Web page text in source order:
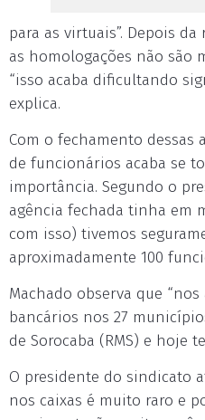
para as virtuais”. Depois
as homologações não são
“isso acaba dificultando
explica.
Com o fechamento dessas
de funcionários acaba se
importância. Segundo o
agência fechada tinha em
com isso) tivemos
aproximadamente 100
Machado observa que
bancários nos 27
de Sorocaba (RMS) e hoje
O presidente do sindicato
nos caixas é muito raro e